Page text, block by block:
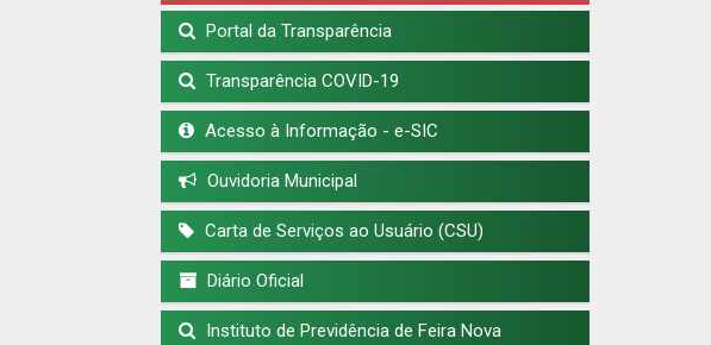
Portal da Transparência
Transparência COVID-19
Acesso à Informação - e-SIC
Ouvidoria Municipal
Carta de Serviços ao Usuário (CSU)
Diário Oficial
Instituto de Previdência de Feira Nova